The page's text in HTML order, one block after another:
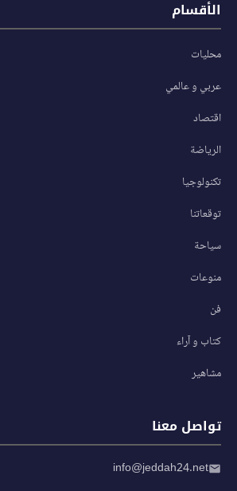
الأقسام
محليات
عربي و عالمي
اقتصاد
الرياضة
تكنولوجيا
توقعاتنا
سياحة
منوعات
فن
كتاب و آراء
مشاهير
تواصل معنا
info@jeddah24.net